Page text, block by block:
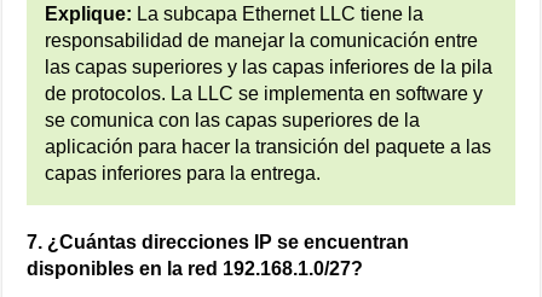
Explique: La subcapa Ethernet LLC tiene la
responsabilidad de manejar la comunicación entre
las capas superiores y las capas inferiores de la pila
de protocolos. La LLC se implementa en software y
se comunica con las capas superiores de la
aplicación para hacer la transición del paquete a las
capas inferiores para la entrega.
7. ¿Cuántas direcciones IP se encuentran
disponibles en la red 192.168.1.0/27?